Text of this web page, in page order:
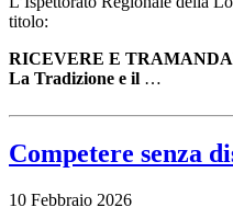
titolo:
RICEVERE E
La Tradizione e il …
Competere senza
10 Febbraio 2026